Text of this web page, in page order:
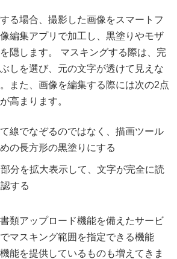
る場合、撮影した画像をスマートフ
編集アプリで加工し、黒塗りやモザ
隠します。 マスキングする際は、完
しを選び、元の文字が透けて見えな
また、画像を編集する際には次の2点
高まります。
線でなぞるのではなく、描画ツール
の長方形の黒塗りにする
分を拡大表示して、文字が完全に読
する
類アップロード機能を備えたサービ
マスキング範囲を指定できる機能
能を提供しているものも増えてきま